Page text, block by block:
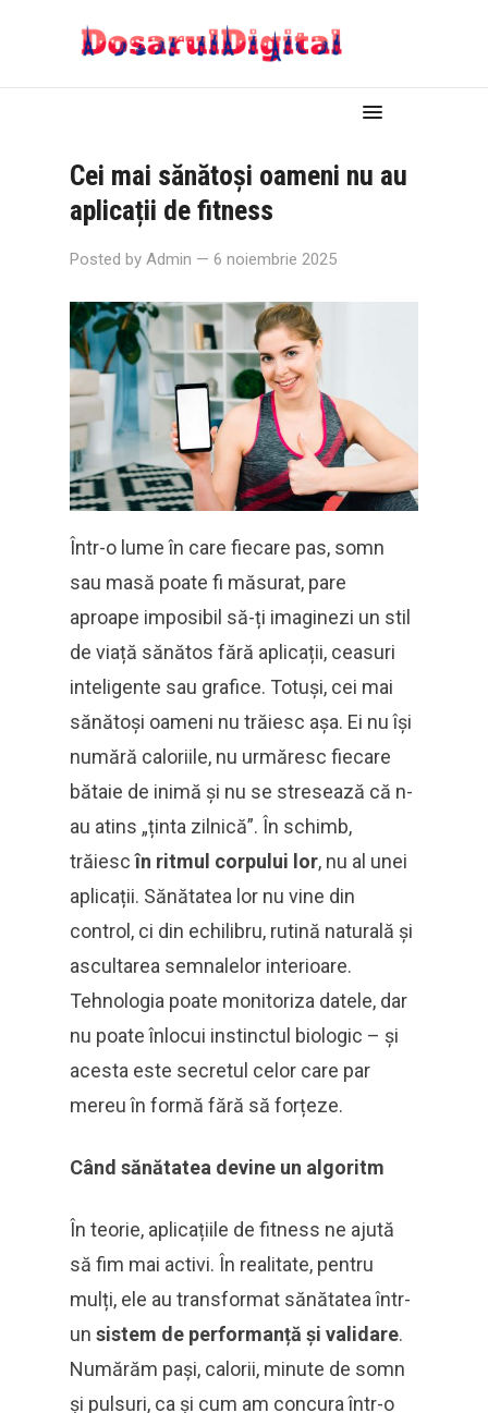
Cei mai sănătoși oameni nu au
aplicații de fitness
Posted by Admin — 6 noiembrie 2025
Într-o lume în care fiecare pas, somn
sau masă poate fi măsurat, pare
aproape imposibil să-ți imaginezi un stil
de viață sănătos fără aplicații, ceasuri
inteligente sau grafice. Totuși, cei mai
sănătoși oameni nu trăiesc așa. Ei nu își
numără caloriile, nu urmăresc fiecare
bătaie de inimă și nu se stresează că n-
au atins „ținta zilnică”. În schimb,
trăiescîn ritmul corpului lor, nu al unei
aplicații. Sănătatea lor nu vine din
control, ci din echilibru, rutină naturală și
ascultarea semnalelor interioare.
Tehnologia poate monitoriza datele, dar
nu poate înlocui instinctul biologic – și
acesta este secretul celor care par
mereu în formă fără să forțeze.
Când sănătatea devine un algoritm
În teorie, aplicațiile de fitness ne ajută
să fim mai activi. În realitate, pentru
mulți, ele au transformat sănătatea într-
un sistem de performanță și validare.
Numărăm pași, calorii, minute de somn
și pulsuri, ca și cum am concura într-o